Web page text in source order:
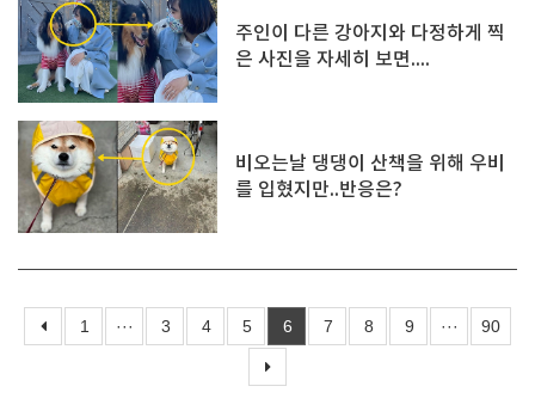
주인이 다른 강아지와 다정하게 찍
은 사진을 자세히 보면....
비오는날 댕댕이 산책을 위해 우비
를 입혔지만..반응은?
1 ··· 3 4 5 6 7 8 9 ··· 90